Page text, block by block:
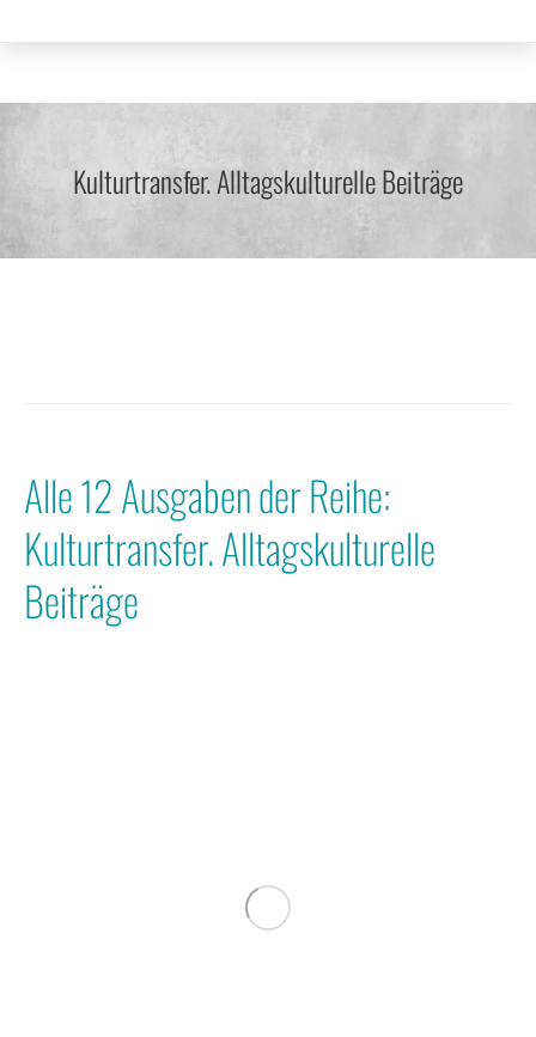
Kulturtransfer. Alltagskulturelle Beiträge
Alle 12 Ausgaben der Reihe:
Kulturtransfer. Alltagskulturelle
Beiträge